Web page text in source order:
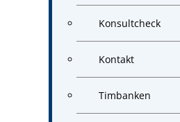
Konsultcheck
Kontakt
Timbanken